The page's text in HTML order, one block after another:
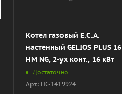
Котел газовый E.C.A.
настенный GELIOS PLUS 16
HM NG, 2-ух конт., 16 кВт
Достаточно
Арт.: НС-1419924